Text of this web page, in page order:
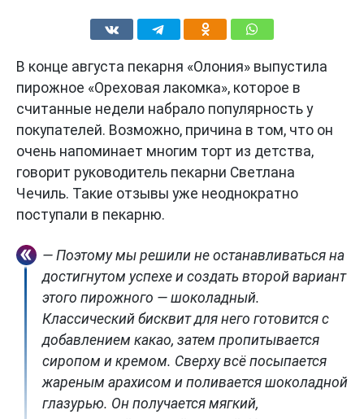
В конце августа пекарня «Олония» выпустила
пирожное «Ореховая лакомка», которое в
считанные недели набрало популярность у
покупателей. Возможно, причина в том, что он
очень напоминает многим торт из детства,
говорит руководитель пекарни Светлана
Чечиль. Такие отзывы уже неоднократно
поступали в пекарню.
— Поэтому мы решили не останавливаться на
достигнутом успехе и создать второй вариант
этого пирожного — шоколадный.
Классический бисквит для него готовится с
добавлением какао, затем пропитывается
сиропом и кремом. Сверху всё посыпается
жареным арахисом и поливается шоколадной
глазурью. Он получается мягкий,